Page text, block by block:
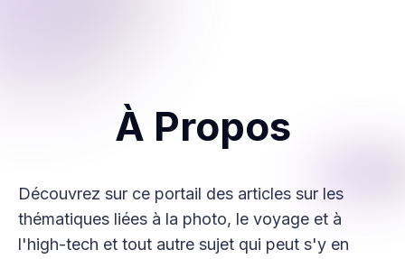
À Propos
Découvrez sur ce portail des articles sur les
thématiques liées à la photo, le voyage et à
l'high-tech et tout autre sujet qui peut s'y en